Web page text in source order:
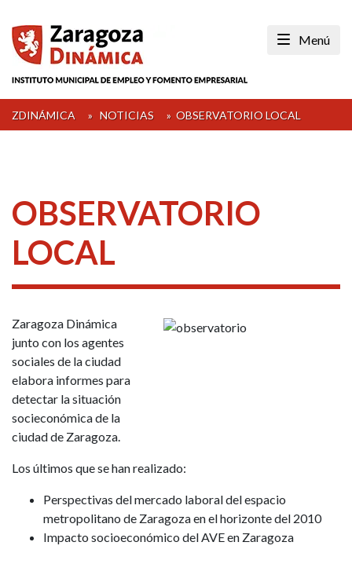
content
Menú
ZDINÁMICA » NOTICIAS » OBSERVATORIO LOCAL
OBSERVATORIO
LOCAL
Zaragoza Dinámica
junto con los agentes
sociales de la ciudad
elabora informes para
detectar la situación
socieconómica de la
ciudad de Zaragoza.
Los últimos que se han realizado:
Perspectivas del mercado laboral del espacio
metropolitano de Zaragoza en el horizonte del 2010
Impacto socioeconómico del AVE en Zaragoza